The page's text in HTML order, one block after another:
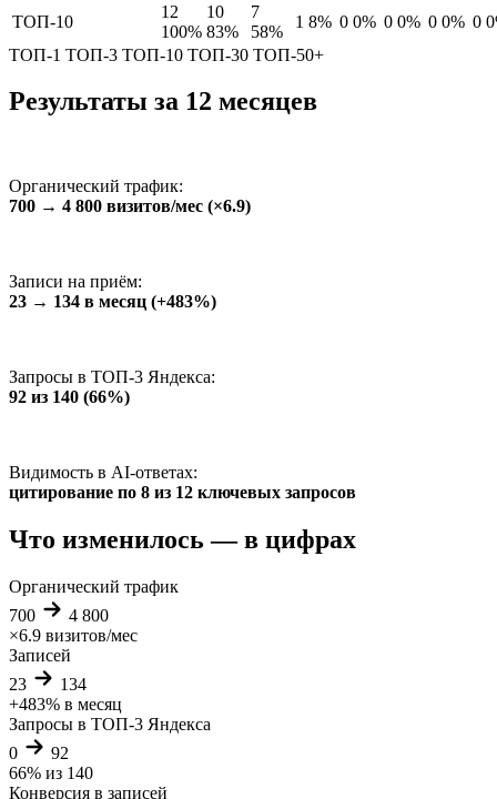
ТОП-10
12
100%
10
83%
7
58%
1 8% 0 0% 0 0% 0 0% 0
ТОП-1 ТОП-3 ТОП-10 ТОП-30 ТОП-50+
Результаты за 12 месяцев
Органический трафик:
700 → 4 800 визитов/мес (×6.9)
Записи на приём:
23 → 134 в месяц (+483%)
Запросы в ТОП-3 Яндекса:
92 из 140 (66%)
Видимость в AI-ответах:
цитирование по 8 из 12 ключевых запросов
Что изменилось — в цифрах
Органический трафик
700
4 800
×6.9 визитов/мес
Записей
23
134
+483% в месяц
Запросы в ТОП-3 Яндекса
0
92
66% из 140
Конверсия в записей